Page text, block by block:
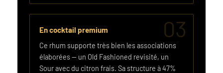
03
En cocktail premium
Ce rhum supporte très bien les associations
élaborées — un Old Fashioned revisité, un
Sour avec du citron frais. Sa structure à 47%